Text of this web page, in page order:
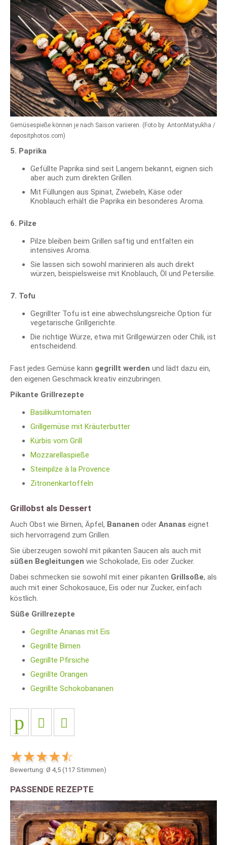
Gemüsespieße können je nach Saison variieren. (Foto by: AntonMatyukha /
depositphotos.com)
5. Paprika
Gefüllte Paprika sind seit Langem bekannt, eignen sich
aber auch zum direkten Grillen.
Mit Füllungen aus Spinat, Zwiebeln, Käse oder
Knoblauch erhält die Paprika ein besonderes Aroma.
6. Pilze
Pilze bleiben beim Grillen saftig und entfalten ein
intensives Aroma.
Sie lassen sich sowohl marinieren als auch direkt
würzen, beispielsweise mit Knoblauch, Öl und Petersilie.
7. Tofu
Gegrillter Tofu ist eine abwechslungsreiche Option für
vegetarische Grillgerichte.
Die richtige Würze, etwa mit Grillgewürzen oder Chili, ist
entscheidend.
Fast jedes Gemüse kann gegrillt werden und lädt dazu ein,
den eigenen Geschmack kreativ einzubringen.
Pikante Grillrezepte
Basilikumtomaten
Grillgemüse mit Kräuterbutter
Kürbis vom Grill
Mozzarellaspieße
Steinpilze à la Provence
Zitronenkartoffeln
Grillobst als Dessert
Auch Obst wie Birnen, Äpfel, Bananen oder Ananas eignet
sich hervorragend zum Grillen.
Sie überzeugen sowohl mit pikanten Saucen als auch mit
süßen Begleitungen wie Schokolade, Eis oder Zucker.
Dabei schmecken sie sowohl mit einer pikanten Grillsoße, als
auch mit einer Schokosauce, Eis oder nur Zucker, einfach
köstlich.
Süße Grillrezepte
Gegrillte Ananas mit Eis
Gegrillte Birnen
Gegrillte Pfirsiche
Gegrillte Orangen
Gegrillte Schokobananen
Bewertung: Ø 4,5 (117 Stimmen)
PASSENDE REZEPTE